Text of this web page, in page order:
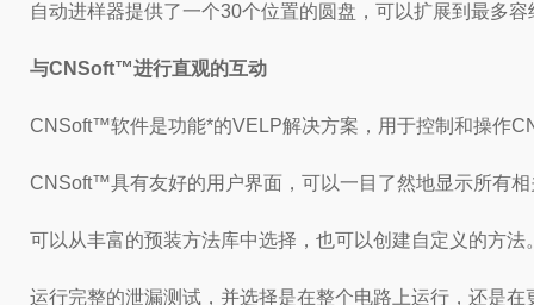
自动进样器提供了一个30个位置的圆盘，可以扩展到最多
与CNSoft™进行直观的互动
CNSoft™软件是功能*的VELP解决方案，用于控制和操作
CNSoft™具有友好的用户界面，可以一目了然地显示所有
可以从丰富的预装方法库中选择，也可以创建自定义的方
运行完整的泄漏测试，并选择是在整个电路上运行，还是